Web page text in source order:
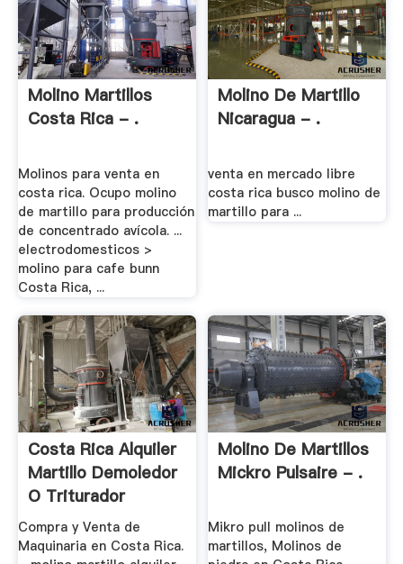
Molino Martillos
Costa Rica - .
Molinos para venta en
costa rica. Ocupo molino
de martillo para producción
de concentrado avícola. ...
electrodomesticos >
molino para cafe bunn
Costa Rica, ...
Molino De Martillo
Nicaragua - .
venta en mercado libre
costa rica busco molino de
martillo para ...
Costa Rica Alquiler
Martillo Demoledor
O Triturador
Compra y Venta de
Maquinaria en Costa Rica.
Molino De Martillos
Mickro Pulsaire - .
Mikro pull molinos de
martillos, Molinos de